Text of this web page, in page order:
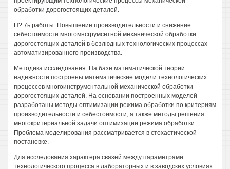
обработки дорогостоящих деталей.
П? 7ь работы. Повышение производительности и снижение
себестоимости многомнсгрумснтной механической обработки
дорогостоящих деталей в безлюдных технологических процессах
автоматизированного производства.
Методика исследования. На базе математической теории
надежности построены математические модели технологических
процессов многоинструмснтальной механической обработки
дорогостоящих деталей. На основании построенных моделей
разработаны методы оптимизации режима обработки по критериям
производительности и себестоимости, а также методы решения
многокритериальной задачи оптимизации режима обработки.
Проблема моделирования рассматривается в стохастической
постановке.
Для исследования характера связей между параметрами
технологического процесса в лабораторных и в заводских условиях